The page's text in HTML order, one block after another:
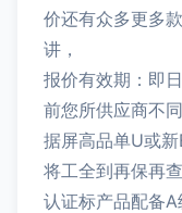
价还有众多更多
讲，
报价有效期：即
前您所供应商不
据屏高品单U或新
将工全到再保再
认证标产品配备